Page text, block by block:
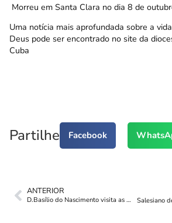
Morreu em Santa Clara no dia 8 de
Uma notícia mais aprofundada sobre a
Deus pode ser encontrado no site da
Cuba
Partilhe Facebook
ANTERIOR
D.Basílio do Nascimento visita as Edições Salesianas Salesiano